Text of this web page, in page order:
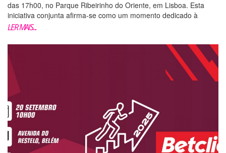
das 17h00, no Parque Ribeirinho do Oriente, em Lisboa. Esta
iniciativa conjunta afirma-se como um momento dedicado à
promoção da inclusão, da cidadania ativa e do bem-estar f�...
LER MAIS...